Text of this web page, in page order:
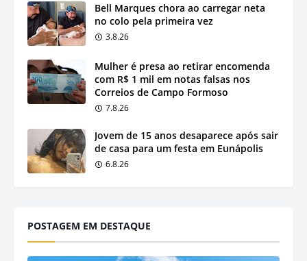
Bell Marques chora ao carregar neta
no colo pela primeira vez
3.8.26
Mulher é presa ao retirar encomenda
com R$ 1 mil em notas falsas nos
Correios de Campo Formoso
7.8.26
Jovem de 15 anos desaparece após sair
de casa para um festa em Eunápolis
6.8.26
POSTAGEM EM DESTAQUE